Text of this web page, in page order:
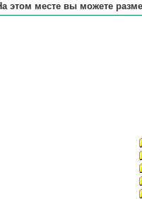
этом месте вы можете